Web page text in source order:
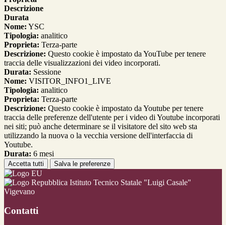
Descrizione
Durata
Nome: YSC
Tipologia: analitico
Proprieta: Terza-parte
Descrizione: Questo cookie è impostato da YouTube per tenere
traccia delle visualizzazioni dei video incorporati.
Durata: Sessione
Nome: VISITOR_INFO1_LIVE
Tipologia: analitico
Proprieta: Terza-parte
Descrizione: Questo cookie è impostato da Youtube per tenere
traccia delle preferenze dell'utente per i video di Youtube incorporati
nei siti; può anche determinare se il visitatore del sito web sta
utilizzando la nuova o la vecchia versione dell'interfaccia di
Youtube.
Durata: 6 mesi
Accetta tutti Salva le preferenze
Istituto Tecnico Statale "Luigi Casale"
Vigevano
Contatti